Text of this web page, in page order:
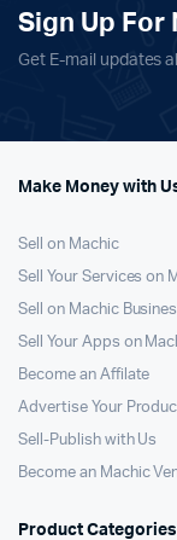
Sign Up For
Get E-mail updates
Make Money with
Sell on Machic
Sell Your Services on
Sell on Machic
Sell Your Apps on
Become an Affilate
Advertise Your
Sell-Publish with Us
Become an Machic
Product Categories